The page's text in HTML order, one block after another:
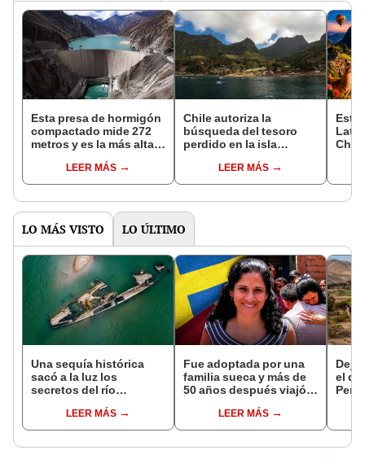
Esta presa de hormigón
compactado mide 272
metros y es la más alta
de 3.500 millones de
dólares
LEER MÁS
Chile autoriza la
búsqueda del tesoro
perdido en la isla
valorado en hasta
US$40.000 millones
LEER MÁS
Este
LO MÁS VISTO LO ÚLTIMO
Una sequía histórica
sacó a la luz los
secretos del río
Segunda Guerra
Mundial, fósiles de
LEER MÁS
Fue adoptada por una
familia sueca y más de
50 años después viajó a
sus raíces: "Encontré
esa parte faltante"
LEER MÁS
Dejó
el